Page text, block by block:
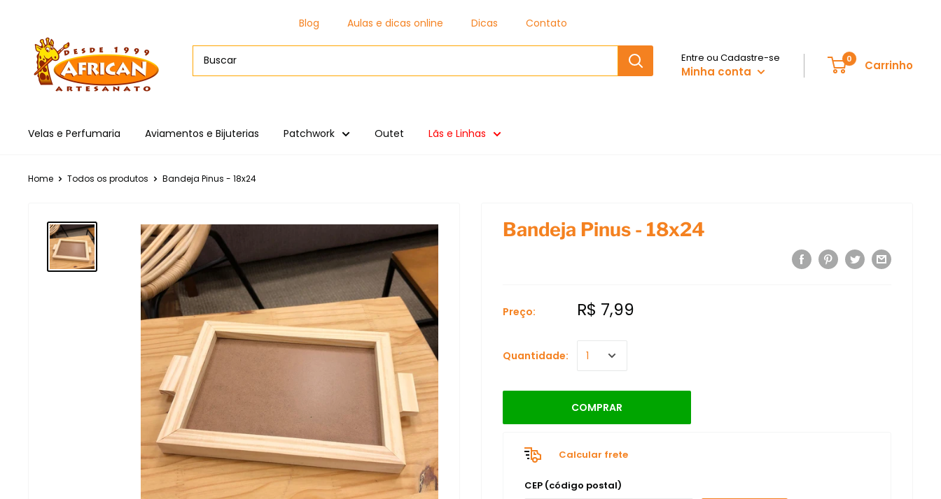
Blog Aulas e dicas online Dicas Contato
Entre ou Cadastre-se
Minha conta
0 Carrinho
Velas e Perfumaria Aviamentos e Bijuterias Patchwork Outet Lãs e Linhas
Home Todos os produtos Bandeja Pinus - 18x24
Bandeja Pinus - 18x24
Preço: R$ 7,99
Quantidade:
COMPRAR
Calcular frete
CEP (código postal)